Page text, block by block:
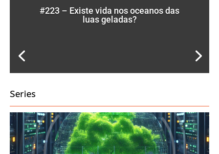
#223 – Existe vida nos oceanos das
luas geladas?
Series